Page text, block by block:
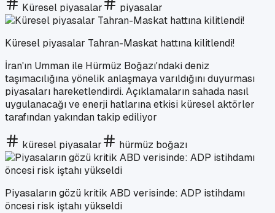
Küresel piyasalar piyasalar
Küresel piyasalar Tahran-Maskat hattına kilitlendi!
İran'ın Umman ile Hürmüz Boğazı'ndaki deniz
taşımacılığına yönelik anlaşmaya varıldığını duyurması
piyasaları hareketlendirdi. Açıklamaların sahada nasıl
uygulanacağı ve enerji hatlarına etkisi küresel aktörler
tarafından yakından takip ediliyor
küresel piyasalar hürmüz boğazı
Piyasaların gözü kritik ABD verisinde: ADP istihdamı
öncesi risk iştahı yükseldi